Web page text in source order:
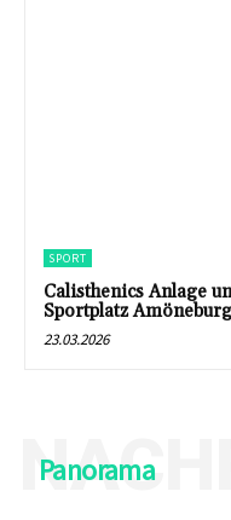
SPORT
Calisthenics Anlage
Sportplatz Amöneburg
23.03.2026
Panorama